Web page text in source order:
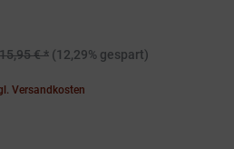
15,95 € * (12,29% gespart)
Versandkosten